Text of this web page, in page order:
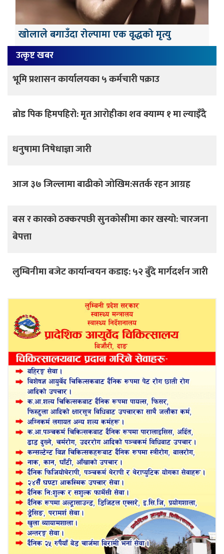
खोलाले बगाउँदा रोल्पामा एक वृद्धको मृत्यु
उत्कृष्ट खबर
भूमि प्रशासन कार्यालयका ५ कर्मचारी पक्राउ
ब्रोड पिक हिमपहिरो: मृत आरोहीका शव क्याम्प १ मा ल्याइँदै
धनुषामा निषेधाज्ञा जारी
आज ३७ जिल्लामा बाढीको जोखिम:सतर्क रहन आग्रह
बस र कारको ठक्करपछी सुनकोसीमा कार खस्यो: चारजना
बेपत्ता
लुम्बिनीमा बजेट कार्यान्वयन कडाइ: ५२ बुँदे मार्गदर्शन जारी